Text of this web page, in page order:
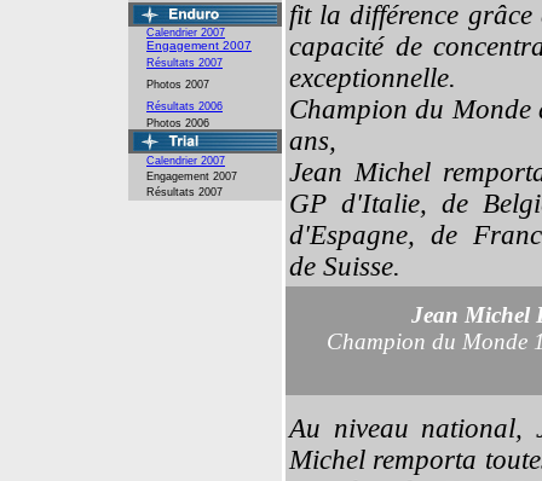
Calendrier 2007
Engagement 2007
Résultats 2007
Photos 2007
Résultats 2006
Photos 2006
Calendrier 2007
Engagement 2007
Résultats 2007
fit la différence grâce
capacité de
exceptionnelle.
Champion du Monde
ans,
Jean Michel
GP d'Italie, de
d'Espagne, de
de Suisse.
Jean Michel
Champion du Monde
Au niveau national,
Michel remporta